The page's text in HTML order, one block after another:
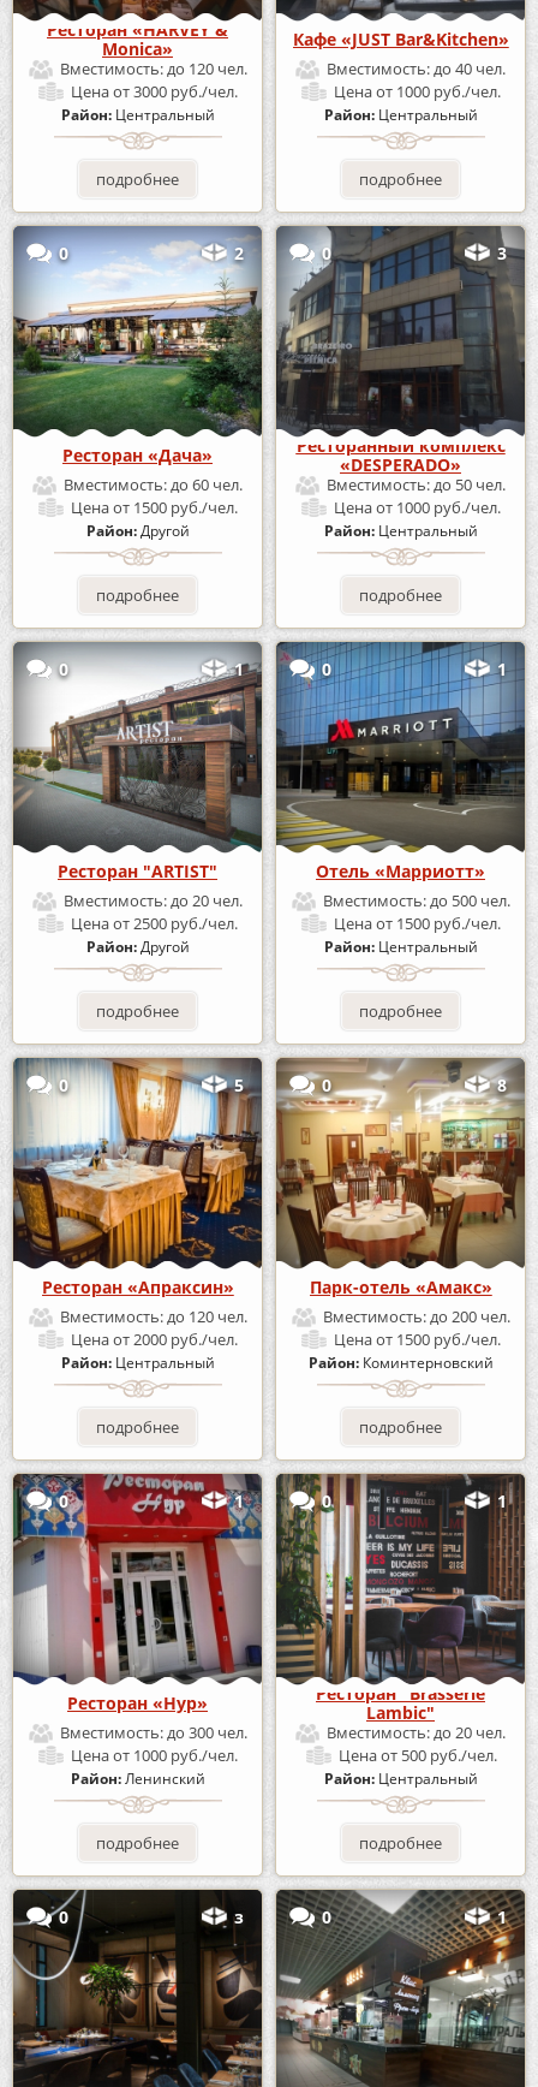
Ресторан «HARVEY &
Monica»
Вместимость:до 120 чел.
Ценаот 3000 руб./чел.
Район: Центральный
подробнее
Кафе «JUST Bar&Kitchen»
Вместимость:до 40 чел.
Ценаот 1000 руб./чел.
Район: Центральный
подробнее
0 2
Ресторан «Дача»
Вместимость:до 60 чел.
Ценаот 1500 руб./чел.
Район:Другой
подробнее
0 3
Ресторанный комплекс
«DESPERADO»
Вместимость:до 50 чел.
Ценаот 1000 руб./чел.
Район: Центральный
подробнее
0 1
Ресторан "ARTIST"
Вместимость:до 20 чел.
Ценаот 2500 руб./чел.
Район:Другой
подробнее
0 1
Отель «Марриотт»
Вместимость:до 500 чел.
Ценаот 1500 руб./чел.
Район: Центральный
подробнее
0 5
Ресторан «Апраксин»
Вместимость:до 120 чел.
Ценаот 2000 руб./чел.
Район: Центральный
подробнее
0 8
Парк-отель «Амакс»
Вместимость:до 200 чел.
Ценаот 1500 руб./чел.
Район: Коминтерновский
подробнее
0 1
Ресторан «Нур»
Вместимость:до 300 чел.
Ценаот 1000 руб./чел.
Район:Ленинский
подробнее
0 1
Ресторан "Brasserie
Lambic"
Вместимость:до 20 чел.
Ценаот 500 руб./чел.
Район: Центральный
подробнее
0 з 0 1